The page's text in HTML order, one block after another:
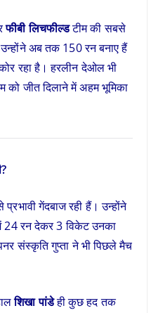
फीबी लिचफील्डटीम की सबसे
अब तक 150 रन बनाए हैं
रहा है। हरलीन देओल भी
जीत दिलाने में अहम भूमिका
गेंदबाज रही हैं। उन्होंने
रन देकर 3 विकेट उनका
संस्कृति गुप्ता ने भी पिछले मैच
शिखा पांडेही कुछ हद तक